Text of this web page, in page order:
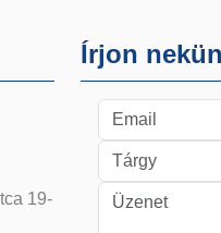
19-
Írjon